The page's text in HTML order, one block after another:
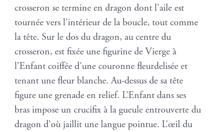
crosseron se termine en dragon dont l’aile est
tournée vers l’intérieur de la boucle, tout comme
la tête. Sur le dos du dragon, au centre du
crosseron, est fixée une figurine de Vierge à
l’Enfant coiffée d’une couronne fleurdelisée et
tenant une fleur blanche. Au-dessus de sa tête
figure une grenade en relief. L’Enfant dans ses
bras impose un crucifix à la gueule entrouverte du
dragon d’où jaillit une langue pointue. L’œil du